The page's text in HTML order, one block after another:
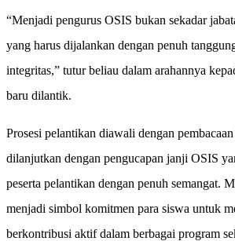
“Menjadi pengurus OSIS bukan sekadar
yang harus dijalankan dengan penuh
integritas,” tutur beliau dalam arahannya
baru dilantik.
Prosesi pelantikan diawali dengan
dilanjutkan dengan pengucapan janji OSIS
peserta pelantikan dengan penuh semangat.
menjadi simbol komitmen para siswa untuk
berkontribusi aktif dalam berbagai program